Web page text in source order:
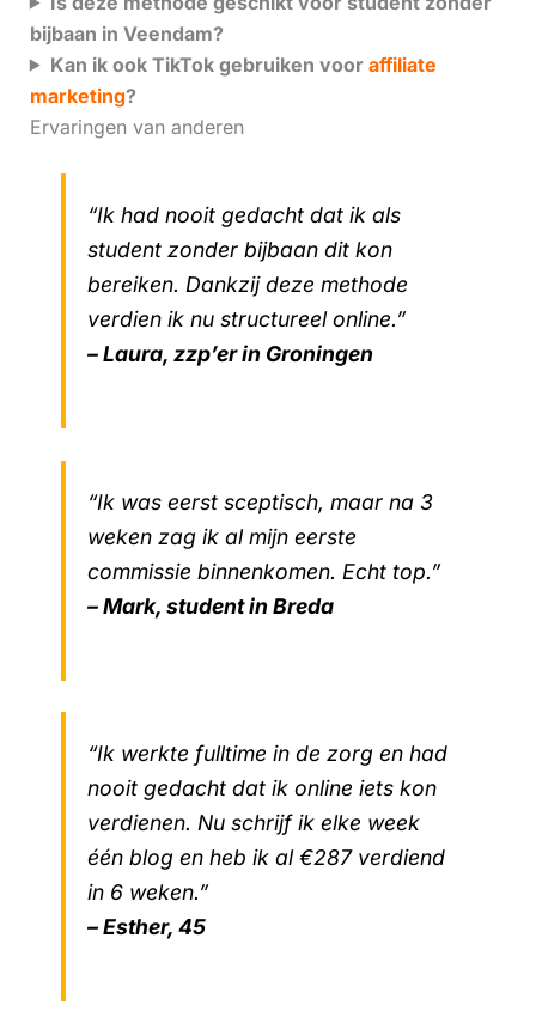
bijbaan in Veendam?
Kan ik ook TikTok gebruiken voor affiliate
marketing?
Ervaringen van anderen
“Ik had nooit gedacht dat ik als
student zonder bijbaan dit kon
bereiken. Dankzij deze methode
verdien ik nu structureel online.”
– Laura, zzp’er in Groningen
“Ik was eerst sceptisch, maar na 3
weken zag ik al mijn eerste
commissie binnenkomen. Echt top.”
– Mark, student in Breda
“Ik werkte fulltime in de zorg en had
nooit gedacht dat ik online iets kon
verdienen. Nu schrijf ik elke week
één blog en heb ik al €287 verdiend
in 6 weken.”
– Esther, 45